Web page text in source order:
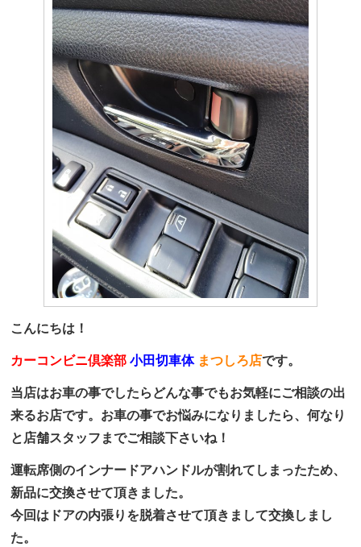
こんにちは！
カーコンビニ倶楽部 小田切車体 まつしろ店です。
当店はお車の事でしたらどんな事でもお気軽にご相談の出
来るお店です。お車の事でお悩みになりましたら、何なり
と店舗スタッフまでご相談下さいね！
運転席側のインナードアハンドルが割れてしまったため、
新品に交換させて頂きました。
今回はドアの内張りを脱着させて頂きまして交換しまし
た。